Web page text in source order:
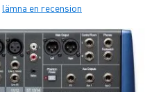
lämna en recension